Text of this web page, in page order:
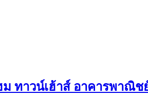
ทาวน์เฮ้าส์ อาคารพาณิ